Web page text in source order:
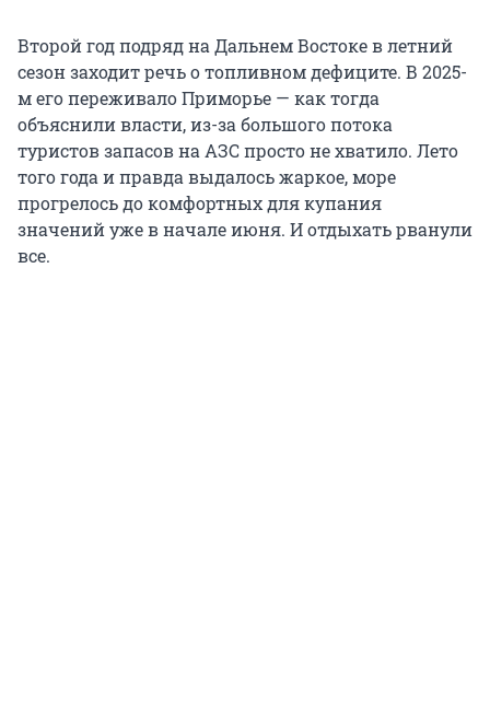
Второй год подряд на Дальнем Востоке в летний
сезон заходит речь о топливном дефиците. В 2025-
м его переживало Приморье — как тогда
объяснили власти, из-за большого потока
туристов запасов на АЗС просто не хватило. Лето
того года и правда выдалось жаркое, море
прогрелось до комфортных для купания
значений уже в начале июня. И отдыхать рванули
все.